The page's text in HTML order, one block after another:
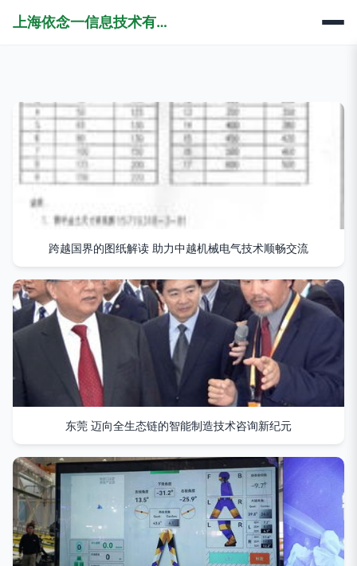
上海依念一信息技术有限公司
跨越国界的图纸解读 助力中越机械电气技术顺畅交流
东莞 迈向全生态链的智能制造技术咨询新纪元